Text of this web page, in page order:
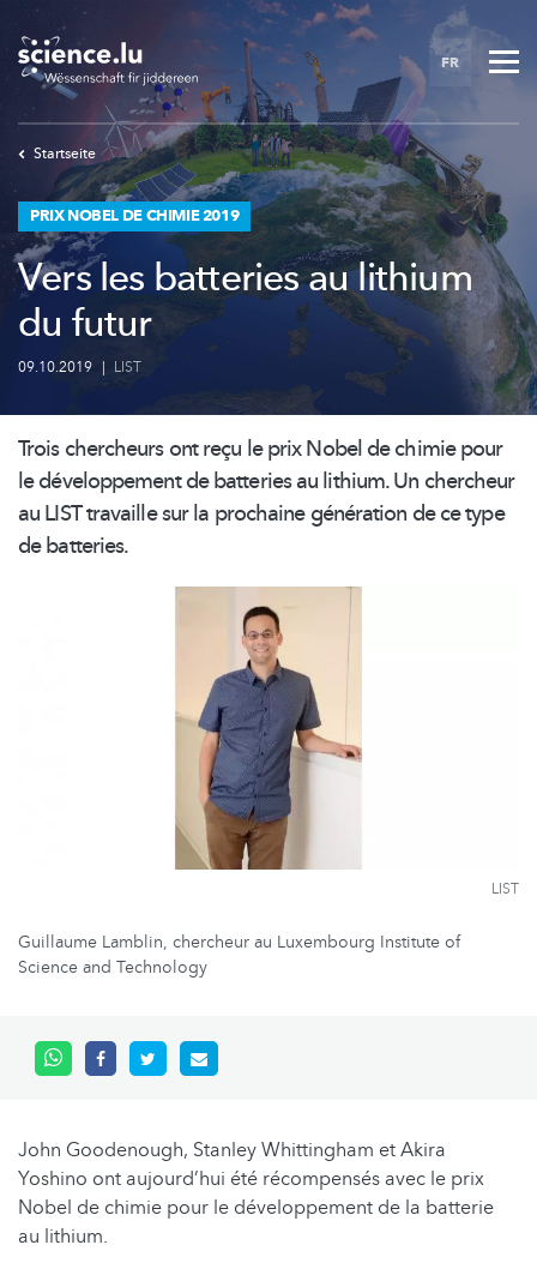
to
main
content
FR
Startseite
PRIX NOBEL DE CHIMIE 2019
Vers les batteries au lithium
du futur
09.10.2019 | LIST
Trois chercheurs ont reçu le prix Nobel de chimie pour
ledéveloppementde batteries au lithium. Un chercheur
au LIST travaille sur la prochaine génération de ce type
de batteries.
LIST
Guillaume Lamblin, chercheur au Luxembourg Institute of
Science and Technology
John Goodenough, Stanley Whittingham et Akira
Yoshino ont aujourd’hui été récompensés avec le prix
Nobel de chimie pour le développement de la batterie
au lithium.